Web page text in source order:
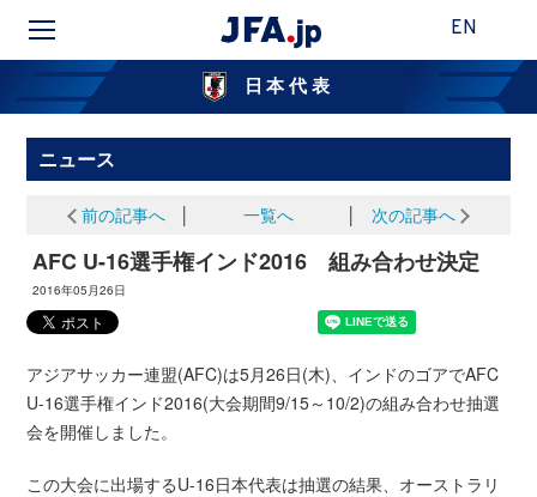
EN
日本代表
ニュース
前の記事へ 一覧へ 次の記事へ
AFC U-16選手権インド2016 組み合わせ決定
2016年05月26日
アジアサッカー連盟(AFC)は5月26日(木)、インドのゴアでAFC
U-16選手権インド2016(大会期間9/15～10/2)の組み合わせ抽選
会を開催しました。
この大会に出場するU-16日本代表は抽選の結果、オーストラリ